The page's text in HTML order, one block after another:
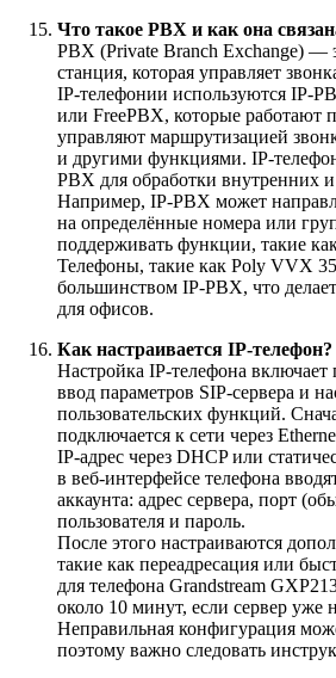
Что такое PBX и как она
PBX (Private Branch Exchange) —
станция, которая управляет
IP-телефонии используются IP-
или FreePBX, которые работают
управляют маршрутизацией
и другими функциями. IP-
PBX для обработки внутренних
Например, IP-PBX может
на определённые номера или
поддерживать функции, такие как
Телефоны, такие как Poly VVX
большинством IP-PBX, что
для офисов.
Как настраивается IP-телефон?
Настройка IP-телефона включает
ввод параметров SIP-сервера и
пользовательских функций.
подключается к сети через
IP-адрес через DHCP или
в веб-интерфейсе телефона
аккаунта: адрес сервера, порт
пользователя и пароль.
После этого настраиваются
такие как переадресация или
для телефона Grandstream
около 10 минут, если сервер уже
Неправильная конфигурация
поэтому важно следовать